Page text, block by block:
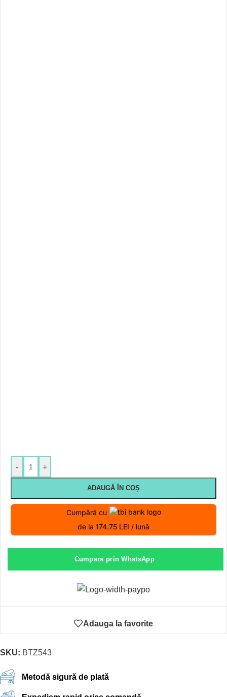
- +
ADAUGĂ ÎN COȘ
Cumpără cu
de la 174.75 LEI / lună
Cumpara prin WhatsApp
Adauga la favorite
SKU: BTZ543
Metodă sigură de plată